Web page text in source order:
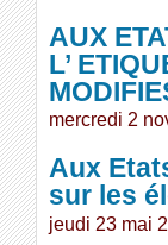
AUX
L’
mercredi 2
Aux
sur les
jeudi 23 mai